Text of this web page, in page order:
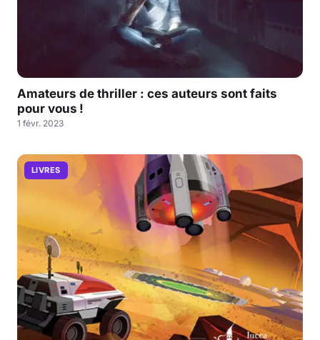
Amateurs de thriller : ces auteurs sont faits
pour vous !
1 févr. 2023
LIVRES